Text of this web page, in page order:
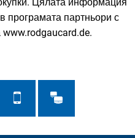
програмата партньори с